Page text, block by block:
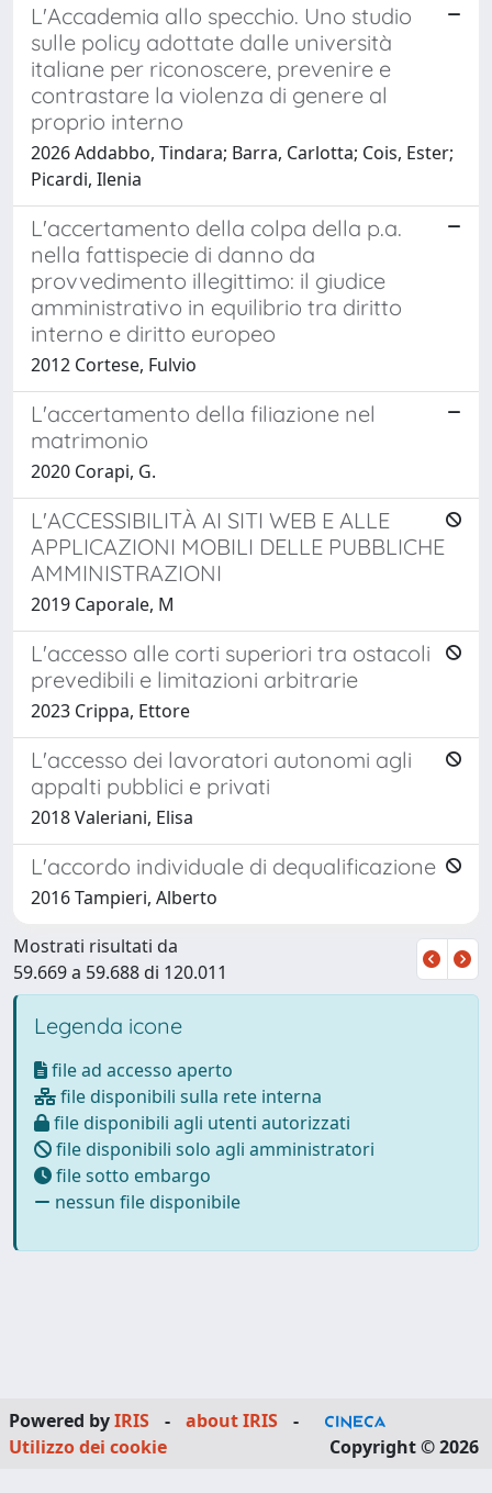
L'Accademia allo specchio. Uno studio
sulle policy adottate dalle università
italiane per riconoscere, prevenire e
contrastare la violenza di genere al
proprio interno
2026 Addabbo, Tindara; Barra, Carlotta; Cois, Ester;
Picardi, Ilenia
L'accertamento della colpa della p.a.
nella fattispecie di danno da
provvedimento illegittimo: il giudice
amministrativo in equilibrio tra diritto
interno e diritto europeo
2012 Cortese, Fulvio
L'accertamento della filiazione nel
matrimonio
2020 Corapi, G.
L'ACCESSIBILITÀ AI SITI WEB E ALLE
APPLICAZIONI MOBILI DELLE PUBBLICHE
AMMINISTRAZIONI
2019 Caporale, M
L'accesso alle corti superiori tra ostacoli
prevedibili e limitazioni arbitrarie
2023 Crippa, Ettore
L'accesso dei lavoratori autonomi agli
appalti pubblici e privati
2018 Valeriani, Elisa
L'accordo individuale di dequalificazione
2016 Tampieri, Alberto
Mostrati risultati da
59.669 a 59.688 di 120.011
Legenda icone
file ad accesso aperto
file disponibili sulla rete interna
file disponibili agli utenti autorizzati
file disponibili solo agli amministratori
file sotto embargo
nessun file disponibile
Powered byIRIS - about IRIS
-
Utilizzo dei cookie
Copyright © 2026